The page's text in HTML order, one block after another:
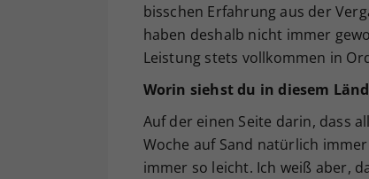
bisschen Erfahrung aus der
haben deshalb nicht immer
Leistung stets vollkommen in
Worin siehst du in diesem
Auf der einen Seite darin, dass
Woche auf Sand natürlich
immer so leicht. Ich weiß aber,